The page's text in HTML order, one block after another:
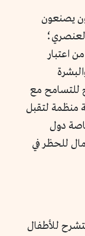
يصنعون
اعتبار
للتسامح مع
منظمة لتقبل
دول
للحظر في
للأطفال